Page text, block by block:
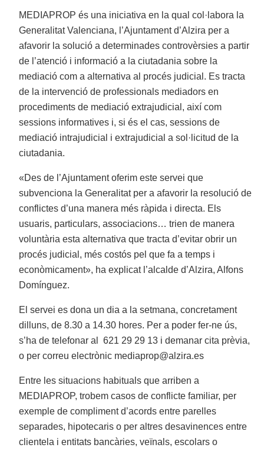
MEDIAPROP és una iniciativa en la qual col·labora la
Generalitat Valenciana, l’Ajuntament d’Alzira per a
afavorir la solució a determinades controvèrsies a partir
de l’atenció i informació a la ciutadania sobre la
mediació com a alternativa al procés judicial. Es tracta
de la intervenció de professionals mediadors en
procediments de mediació extrajudicial, així com
sessions informatives i, si és el cas, sessions de
mediació intrajudicial i extrajudicial a sol·licitud de la
ciutadania.
«Des de l’Ajuntament oferim este servei que
subvenciona la Generalitat per a afavorir la resolució de
conflictes d’una manera més ràpida i directa. Els
usuaris, particulars, associacions… trien de manera
voluntària esta alternativa que tracta d’evitar obrir un
procés judicial, més costós pel que fa a temps i
econòmicament», ha explicat l’alcalde d’Alzira, Alfons
Domínguez.
El servei es dona un dia a la setmana, concretament
dilluns, de 8.30 a 14.30 hores. Per a poder fer-ne ús,
s’ha de telefonar al 621 29 29 13 i demanar cita prèvia,
o per correu electrònic mediaprop@alzira.es
Entre les situacions habituals que arriben a
MEDIAPROP, trobem casos de conflicte familiar, per
exemple de compliment d’acords entre parelles
separades, hipotecaris o per altres desavinences entre
clientela i entitats bancàries, veïnals, escolars o